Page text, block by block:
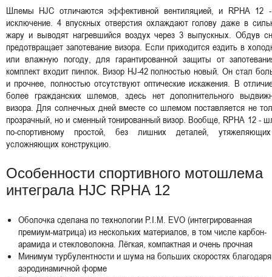
Шлемы HJC отличаются эффективной вентиляцией, и RPHA 12
исключение. 4 впускных отверстия охлаждают голову даже в
жару и выводят нагревшийся воздух через 3 выпускных. Обдув
предотвращает запотевание визора. Если приходится ездить в
или влажную погоду, для гарантированной защиты от
комплект входит пинлок. Визор HJ-42 полностью новый. Он стал
и прочнее, полностью отсутствуют оптические искажения. В
более гражданских шлемов, здесь нет дополнительного
визора. Для солнечных дней вместе со шлемом поставляется не
прозрачный, но и сменный тонированный визор. Вообще, RPHA 12 -
по-спортивному простой, без лишних деталей,
усложняющих конструкцию.
Особенности спортивного мотошлема
интеграла HJC RPHA 12
Оболочка сделана по технологии P.I.M. EVO (интегрированная
премиум-матрица) из нескольких материалов, в том числе карбон-
арамида и стекловолокна. Лёгкая, компактная и очень прочная
Минимум турбулентности и шума на больших скоростях благодаря
аэродинамичной форме